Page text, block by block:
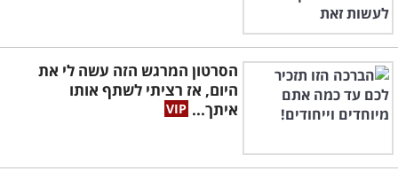
הסרטון המרגש הזה עשה לי את
היום, אז רציתי לשתף אותו
איתך...